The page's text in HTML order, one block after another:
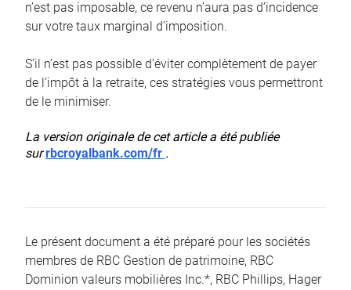
n’est pas imposable, ce revenu n’aura pas d’incidence
sur votre taux marginal d’imposition.
S’il n’est pas possible d’éviter complètement de payer
de l’impôt à la retraite, ces stratégies vous permettront
de le minimiser.
La version originale de cet article a été publiée
surrbcroyalbank.com/fr .
Le présent document a été préparé pour les sociétés
membres de RBC Gestion de patrimoine, RBC
Dominion valeurs mobilières Inc.*, RBC Phillips, Hager